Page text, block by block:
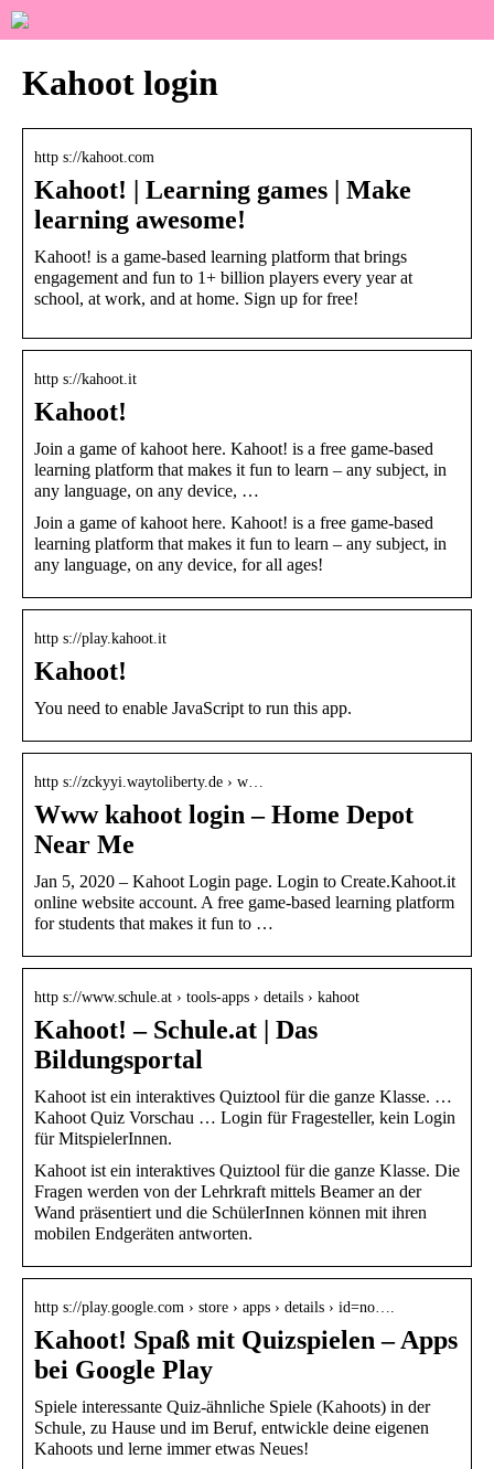
Kahoot login
http s://kahoot.com
Kahoot! | Learning games | Make
learning awesome!
Kahoot! is a game-based learning platform that brings
engagement and fun to 1+ billion players every year at
school, at work, and at home. Sign up for free!
http s://kahoot.it
Kahoot!
Join a game of kahoot here. Kahoot! is a free game-based
learning platform that makes it fun to learn – any subject, in
any language, on any device, …
Join a game of kahoot here. Kahoot! is a free game-based
learning platform that makes it fun to learn – any subject, in
any language, on any device, for all ages!
http s://play.kahoot.it
Kahoot!
You need to enable JavaScript to run this app.
http s://zckyyi.waytoliberty.de › w…
Www kahoot login – Home Depot
Near Me
Jan 5, 2020 – Kahoot Login page. Login to Create.Kahoot.it
online website account. A free game-based learning platform
for students that makes it fun to …
http s://www.schule.at › tools-apps › details › kahoot
Kahoot! – Schule.at | Das
Bildungsportal
Kahoot ist ein interaktives Quiztool für die ganze Klasse. …
Kahoot Quiz Vorschau … Login für Fragesteller, kein Login
für MitspielerInnen.
Kahoot ist ein interaktives Quiztool für die ganze Klasse. Die
Fragen werden von der Lehrkraft mittels Beamer an der
Wand präsentiert und die SchülerInnen können mit ihren
mobilen Endgeräten antworten.
http s://play.google.com › store › apps › details › id=no….
Kahoot! Spaß mit Quizspielen – Apps
bei Google Play
Spiele interessante Quiz-ähnliche Spiele (Kahoots) in der
Schule, zu Hause und im Beruf, entwickle deine eigenen
Kahoots und lerne immer etwas Neues!